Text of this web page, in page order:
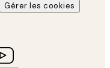
Gérer les cookies